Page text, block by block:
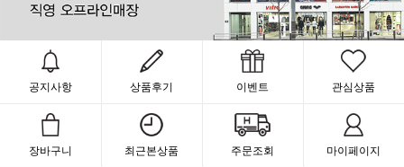
공지사항 상품후기 이벤트 관심상품
장바구니 최근본상품 주문조회 마이페이지